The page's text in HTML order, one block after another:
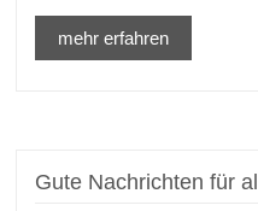
mehr erfahren
Gute Nachrichten für